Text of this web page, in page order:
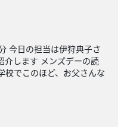
日の担当は伊狩典子さ
介します メンズデーの読
校でこのほど、お父さんな